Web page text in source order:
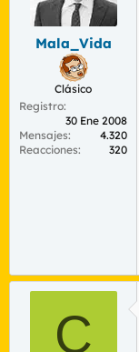
Mala_Vida
Clásico
Registro
30 Ene 2008
Mensajes
4.320
Reacciones
320
C